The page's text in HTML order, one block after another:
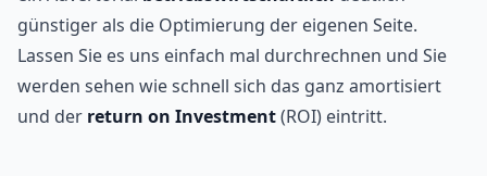
günstiger als die Optimierung der eigenen Seite.
Lassen Sie es uns einfach mal durchrechnen und Sie
werden sehen wie schnell sich das ganz amortisiert
und der return on Investment(ROI) eintritt.